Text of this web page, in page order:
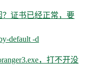
证书已经正常，要
default -d
，打不开没